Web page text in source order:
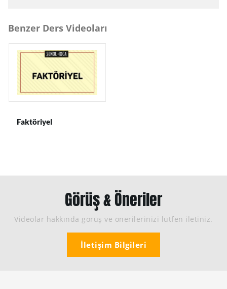
Benzer Ders Videoları
Faktöriyel
Görüş & Öneriler
Videolar hakkında görüş ve önerilerinizi lütfen iletiniz.
İletişim Bilgileri